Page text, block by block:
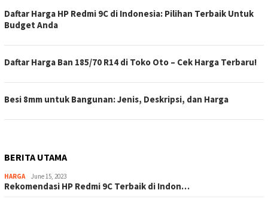
Daftar Harga HP Redmi 9C di Indonesia: Pilihan Terbaik Untuk
Budget Anda
Daftar Harga Ban 185/70 R14 di Toko Oto – Cek Harga Terbaru!
Besi 8mm untuk Bangunan: Jenis, Deskripsi, dan Harga
BERITA UTAMA
HARGA June 15, 2023
Rekomendasi HP Redmi 9C Terbaik di Indon…